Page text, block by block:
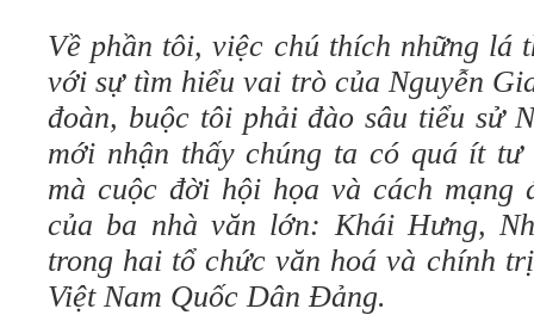
Về phần tôi, việc chú thích những lá
với sự tìm hiểu vai trò của Nguyễn
đoàn, buộc tôi phải đào sâu tiểu sử
mới nhận thấy chúng ta có quá ít tư
mà cuộc đời hội họa và cách mạng
của ba nhà văn lớn: Khái Hưng,
trong hai tổ chức văn hoá và chính
Việt Nam Quốc Dân Đảng.